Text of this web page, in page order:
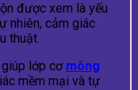
được xem là yếu
nhiên, cảm giác
thuật.
lớp cơ mông
mềm mại và tự